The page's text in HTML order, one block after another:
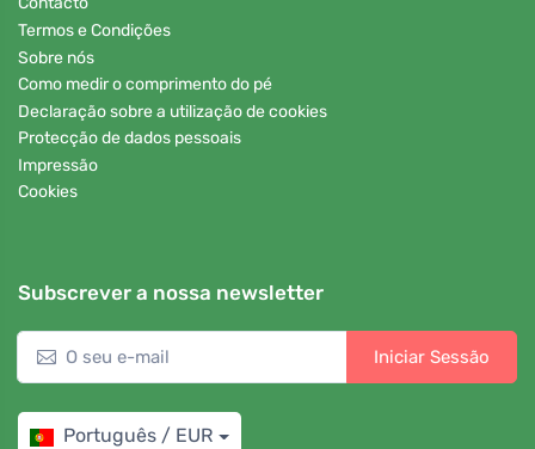
Termos e Condições
Sobre nós
Como medir o comprimento do pé
Declaração sobre a utilização de cookies
Protecção de dados pessoais
Impressão
Cookies
Subscrever a nossa newsletter
Iniciar Sessão
Português / EUR